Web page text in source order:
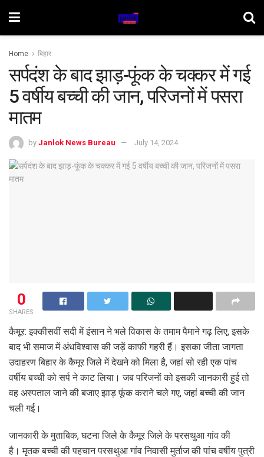
Home बिहार
सर्पदंश के बाद झाड़-फूंक के चक्कर में गई
5 वर्षीय बच्ची की जान, परिजनों में पसरा
मातम
by Janlok News Bureau July 14, 2024
0
SHARES
कैमूर: इक्कीसवीं सदी में इंसान ने भले विकास के तमाम पैमाने गढ़ लिए, इसके
बाद भी समाज में अंधविश्वास की जड़ें काफी गहरी हैं। इसका जीता जागता
उदाहरण बिहार के कैमूर जिले में देखने को मिला है, जहां सो रही एक पांच
वर्षीय बच्ची को सर्प ने काट लिया। जब परिजनों को इसकी जानकारी हुई तो
वह अस्पताल जाने की बजाए झाड़ फूंक कराने चले गए, जहां बच्ची की जान
चली गई।
जानकारी के मुताबिक, घटना जिले के कैमूर जिले के परसथुआ गांव की
है। मृतक बच्ची की पहचान परसथुआ गांव निवासी मुर्ताज की पांच वर्षीय पुत्री